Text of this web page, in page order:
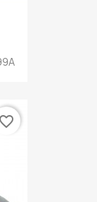
favorite_border